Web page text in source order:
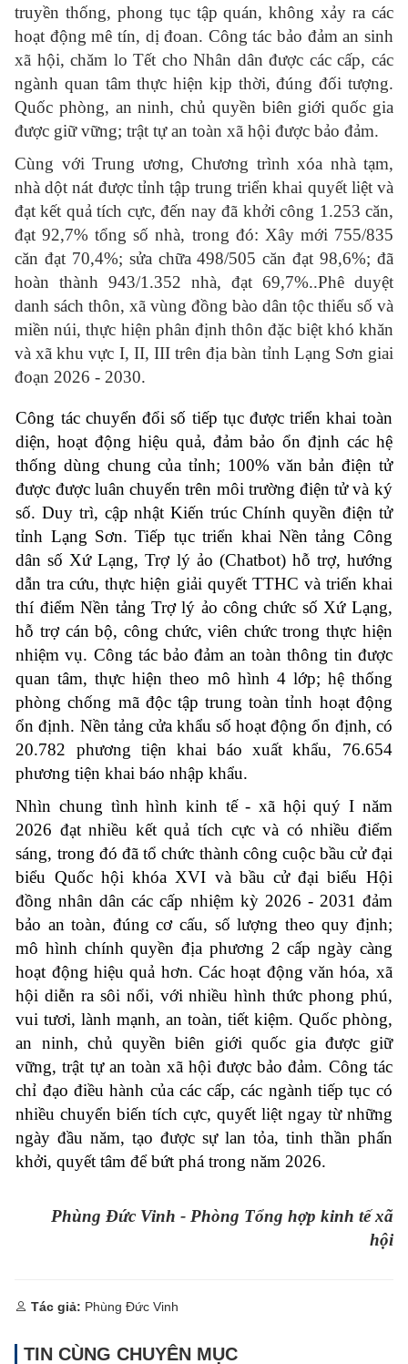
truyền thống, phong tục tập quán, không xảy ra các
hoạt động mê tín, dị đoan. Công tác bảo đảm an sinh
xã hội, chăm lo Tết cho Nhân dân được các cấp, các
ngành quan tâm thực hiện kịp thời, đúng đối tượng.
Quốc phòng, an ninh, chủ quyền biên giới quốc gia
được giữ vững; trật tự an toàn xã hội được bảo đảm.
Cùng với Trung ương, Chương trình xóa nhà tạm,
nhà dột nát được tỉnh tập trung triển khai quyết liệt và
đạt kết quả tích cực, đến nay đã khởi công 1.253 căn,
đạt 92,7% tổng số nhà, trong đó: Xây mới 755/835
căn đạt 70,4%; sửa chữa 498/505 căn đạt 98,6%; đã
hoàn thành 943/1.352 nhà, đạt 69,7%..Phê duyệt
danh sách thôn, xã vùng đồng bào dân tộc thiểu số và
miền núi, thực hiện phân định thôn đặc biệt khó khăn
và xã khu vực I, II, III trên địa bàn tỉnh Lạng Sơn giai
đoạn 2026 - 2030.
Công tác chuyển đổi số tiếp tục được triển khai toàn
diện, hoạt động hiệu quả, đảm bảo ổn định các hệ
thống dùng chung của tỉnh; 100% văn bản điện tử
được được luân chuyển trên môi trường điện tử và ký
số. Duy trì, cập nhật Kiến trúc Chính quyền điện tử
tỉnh Lạng Sơn. Tiếp tục triển khai Nền tảng Công
dân số Xứ Lạng, Trợ lý ảo (Chatbot) hỗ trợ, hướng
dẫn tra cứu, thực hiện giải quyết TTHC và triển khai
thí điểm Nền tảng Trợ lý ảo công chức số Xứ Lạng,
hỗ trợ cán bộ, công chức, viên chức trong thực hiện
nhiệm vụ. Công tác bảo đảm an toàn thông tin được
quan tâm, thực hiện theo mô hình 4 lớp; hệ thống
phòng chống mã độc tập trung toàn tỉnh hoạt động
ổn định. Nền tảng cửa khẩu số hoạt động ổn định, có
20.782 phương tiện khai báoxuất khẩu, 76.654
phương tiện khai báo nhập khẩu.
Nhìn chung tình hình kinh tế - xã hội quý I năm
2026 đạt nhiều kết quả tích cực và có nhiều điểm
sáng, trong đó đã tổ chức thành công cuộc bầu cử đại
biểu Quốc hội khóa XVI và bầu cử đại biểu Hội
đồng nhân dân các cấp nhiệm kỳ 2026 - 2031 đảm
bảo an toàn, đúng cơ cấu, số lượng theo quy định;
mô hình chính quyền địa phương 2 cấp ngày càng
hoạt động hiệu quả hơn. Các hoạt động văn hóa, xã
hội diễn ra sôi nổi, với nhiều hình thức phong phú,
vui tươi, lành mạnh, an toàn, tiết kiệm. Quốc phòng,
an ninh, chủ quyền biên giới quốc gia được giữ
vững, trật tự an toàn xã hội được bảo đảm. Công tác
chỉ đạo điều hành của các cấp, các ngành tiếp tục có
nhiều chuyển biến tích cực, quyết liệt ngay từ những
ngày đầu năm, tạo được sự lan tỏa, tinh thần phấn
khởi, quyết tâm để bứt phá trong năm 2026.
Phùng Đức Vinh - Phòng Tổng hợp kinh tế xã
hội
Tác giả: Phùng Đức Vinh
TIN CÙNG CHUYÊN MỤC